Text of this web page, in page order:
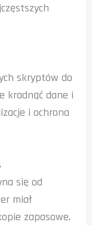
skryptów do
kradnąć dane i
i ochrona
się od
miał
zapasowe.